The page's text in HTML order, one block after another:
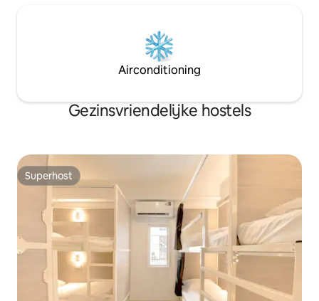
Airconditioning
Gezinsvriendelijke hostels
Superhost
Superhost